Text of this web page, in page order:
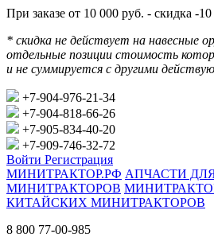
При заказе от 10 000 руб. - скидка -
* скидка не действует на навесные
отдельные позиции стоимость
и не суммируется с другими
+7-904-976-21-34
+7-904-818-66-26
+7-905-834-40-20
+7-909-746-32-72
Войти Регистрация
МИНИТРАКТОР.РФ АПЧАСТИ
МИНИТРАКТОРОВ
КИТАЙСКИХ МИНИТРАКТОРОВ
8 800 77-00-985